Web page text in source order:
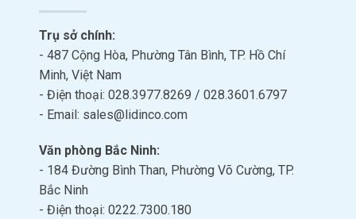
Trụ sở chính:
- 487 Cộng Hòa, Phường Tân Bình, TP. Hồ Chí
Minh, Việt Nam
- Điện thoại: 028.3977.8269 / 028.3601.6797
- Email: sales@lidinco.com
Văn phòng Bắc Ninh:
- 184 Đường Bình Than, Phường Võ Cường, TP.
Bắc Ninh
- Điện thoại: 0222.7300.180